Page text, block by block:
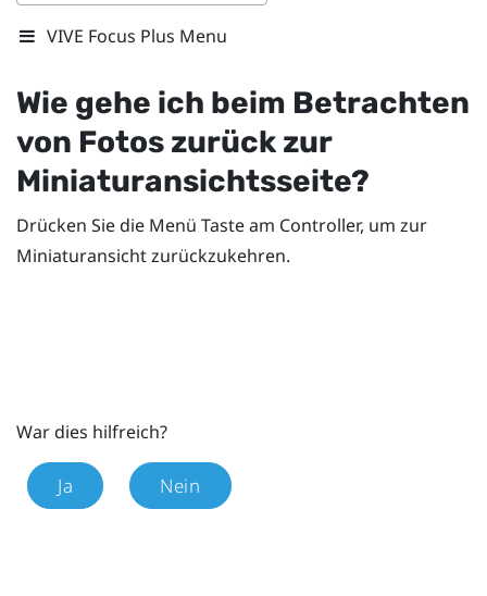
VIVE Focus Plus Menu
Wie gehe ich beim Betrachten
von Fotos zurück zur
Miniaturansichtsseite?
Drücken Sie die Menü Taste am Controller, um zur
Miniaturansicht zurückzukehren.
War dies hilfreich?
Ja Nein